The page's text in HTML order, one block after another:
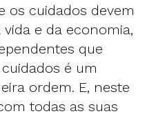
os cuidados devem
e da economia,
que
é um
ordem. E, neste
todas as suas